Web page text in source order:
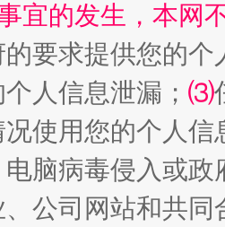
宜的发生，本网
要求提供您的个
人信息泄漏； ⑶
使用您的个人
脑病毒侵入或
公司网站和共